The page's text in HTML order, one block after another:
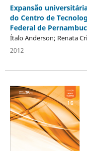
Expansão
do Centro de
Federal de
Ítalo Anderson; Renata
2012